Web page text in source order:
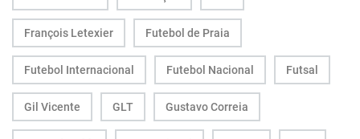
François Letexier Futebol de Praia
Futebol Internacional Futebol Nacional Futsal
Gil Vicente GLT Gustavo Correia